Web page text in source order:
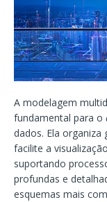
A modelagem
fundamental para o
dados. Ela
facilite a
suportando
profundas e
esquemas mais